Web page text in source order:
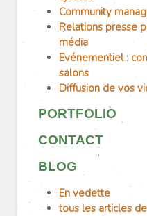
Community
Relations presse
média
Evénementiel :
salons
Diffusion de vos
PORTFOLIO
CONTACT
BLOG
En vedette
tous les articles